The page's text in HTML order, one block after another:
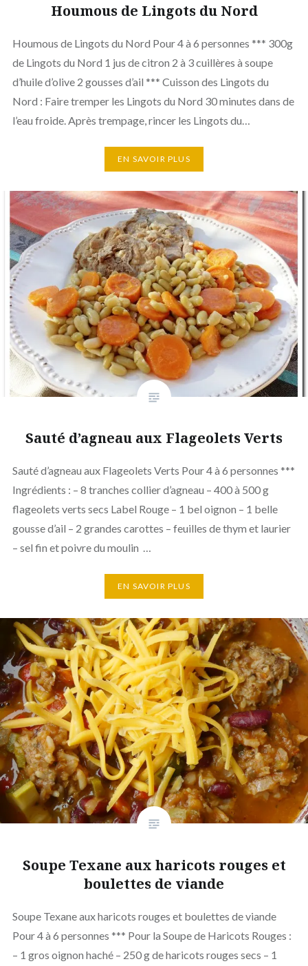
Houmous de Lingots du Nord
Houmous de Lingots du Nord Pour 4 à 6 personnes *** 300g
de Lingots du Nord 1 jus de citron 2 à 3 cuillères à soupe
d’huile d’olive 2 gousses d’ail *** Cuisson des Lingots du
Nord : Faire tremper les Lingots du Nord 30 minutes dans de
l’eau froide. Après trempage, rincer les Lingots du…
EN SAVOIR PLUS
Sauté d’agneau aux Flageolets Verts
Sauté d’agneau aux Flageolets Verts Pour 4 à 6 personnes ***
Ingrédients : – 8 tranches collier d’agneau – 400 à 500 g
flageolets verts secs Label Rouge – 1 bel oignon – 1 belle
gousse d’ail – 2 grandes carottes – feuilles de thym et laurier
– sel fin et poivre du moulin …
EN SAVOIR PLUS
Soupe Texane aux haricots rouges et
boulettes de viande
Soupe Texane aux haricots rouges et boulettes de viande
Pour 4 à 6 personnes *** Pour la Soupe de Haricots Rouges :
– 1 gros oignon haché – 250 g de haricots rouges secs – 1